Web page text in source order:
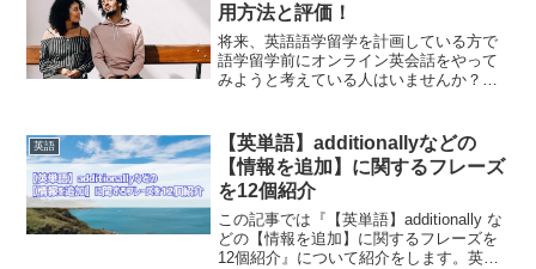
用方法と評価！
将来、英語語学留学を計画している方で
語学留学前にオンライン英会話をやって
みようと考えている人はいませんか？オ
るオンライン英会話なので、今回は
「DMM英会話」のメリット...
英語
【英単語】additionallyなどの
【情報を追加】に関するフレーズ
を12個紹介
この記事では『【英単語】additionally な
どの【情報を追加】に関するフレーズを
12個紹介』について紹介をします。英会